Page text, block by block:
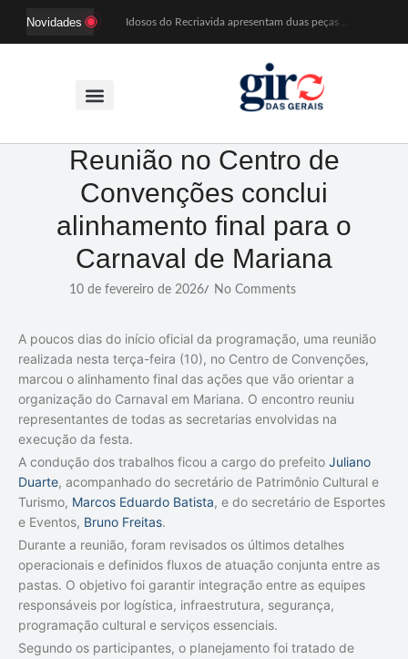
Novidades
Reunião no Centro de
Convenções conclui
alinhamento final para o
Carnaval de Mariana
10 de fevereiro de 2026/ No Comments
A poucos dias do início oficial da programação, uma reunião
realizada nesta terça-feira (10), no Centro de Convenções,
marcou o alinhamento final das ações que vão orientar a
organização do Carnaval em Mariana. O encontro reuniu
representantes de todas as secretarias envolvidas na
execução da festa.
A condução dos trabalhos ficou a cargo do prefeito Juliano
Duarte, acompanhado do secretário de Patrimônio Cultural e
Turismo, Marcos Eduardo Batista, e do secretário de Esportes
e Eventos, Bruno Freitas.
Durante a reunião, foram revisados os últimos detalhes
operacionais e definidos fluxos de atuação conjunta entre as
pastas. O objetivo foi garantir integração entre as equipes
responsáveis por logística, infraestrutura, segurança,
programação cultural e serviços essenciais.
Segundo os participantes, o planejamento foi tratado de